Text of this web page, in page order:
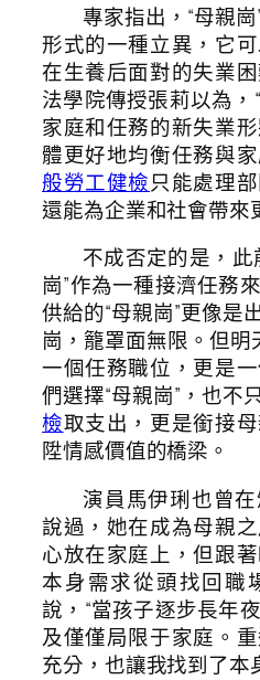
專家指出，“母親
形式的一種立異，它
在生養后面對的失業
法學院傳授張莉以為
家庭和任務的新失業
體更好地均衡任務與
般勞工健檢只能處理
還能為企業和社會帶來
不成否定的是，此
崗”作為一種接濟任務
供給的“母親崗”更像是
崗，籠罩面無限。但明
一個任務職位，更是
們選擇“母親崗”，也不
檢取支出，更是銜接
陞情感價值的橋梁。
演員馬伊琍也曾
說過，她在成為母親
心放在家庭上，但跟
本身需求從頭找回職
說，“當孩子逐步長年
及僅僅局限于家庭。
充分，也讓我找到了本